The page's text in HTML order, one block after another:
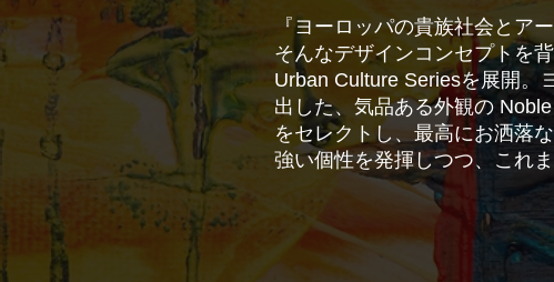
『ヨーロッパの貴族社会とア
そんなデザインコンセプトを
Urban Culture Seriesを展開。
出した、気品ある外観の
をセレクトし、最高にお洒落
強い個性を発揮しつつ、これ